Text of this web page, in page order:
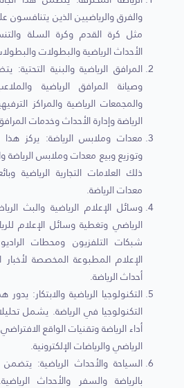
والفرق والرياضيين الذين
مثل كرة القدم وكرة السلة
الأحداث الرياضية والبطولات
المرافق الرياضية والبنية
وصيانة المرافق الرياضية
والمجمعات الرياضية والمراكز
الرياضة وإدارة الأحداث وخدمات
معدات وملابس الرياضة: يركز
وتوزيع وبيع معدات وملابس
ذلك العلامات التجارية الرياضية
معدات الرياضة.
وسائل الإعلام الرياضية والبث
الرياضي وتغطية وسائل الإعلام
شبكات التلفزيون ومحطات
الإعلام المطبوعة المخصصة لأخبار
أحداث الرياضة.
التكنولوجيا الرياضية والابتكار:
التكنولوجيا في الرياضة. يشمل
أداء الرياضة وتقنيات الواقع
الرياضي والرياضات الإلكترونية.
السياحة والأحداث الرياضية:
بالرياضة والسفر والأحداث